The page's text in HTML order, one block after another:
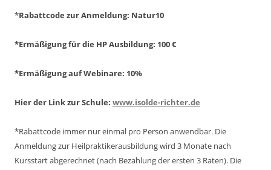
*Rabattcode zur Anmeldung: Natur10
*Ermäßigung für die HP Ausbildung: 100 €
*Ermäßigung auf Webinare: 10%
Hier der Link zur Schule: www.isolde-richter.de
*Rabattcode immer nur einmal pro Person anwendbar. Die
Anmeldung zur Heilpraktikerausbildung wird 3 Monate nach
Kursstart abgerechnet(nach Bezahlung der ersten 3 Raten). Die